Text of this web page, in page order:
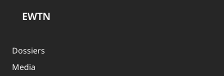
EWTN
Dossiers
Media